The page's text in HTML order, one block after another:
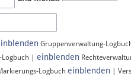
Gruppenverwaltung-
Logbuch | einblenden
Logbuch einblenden |